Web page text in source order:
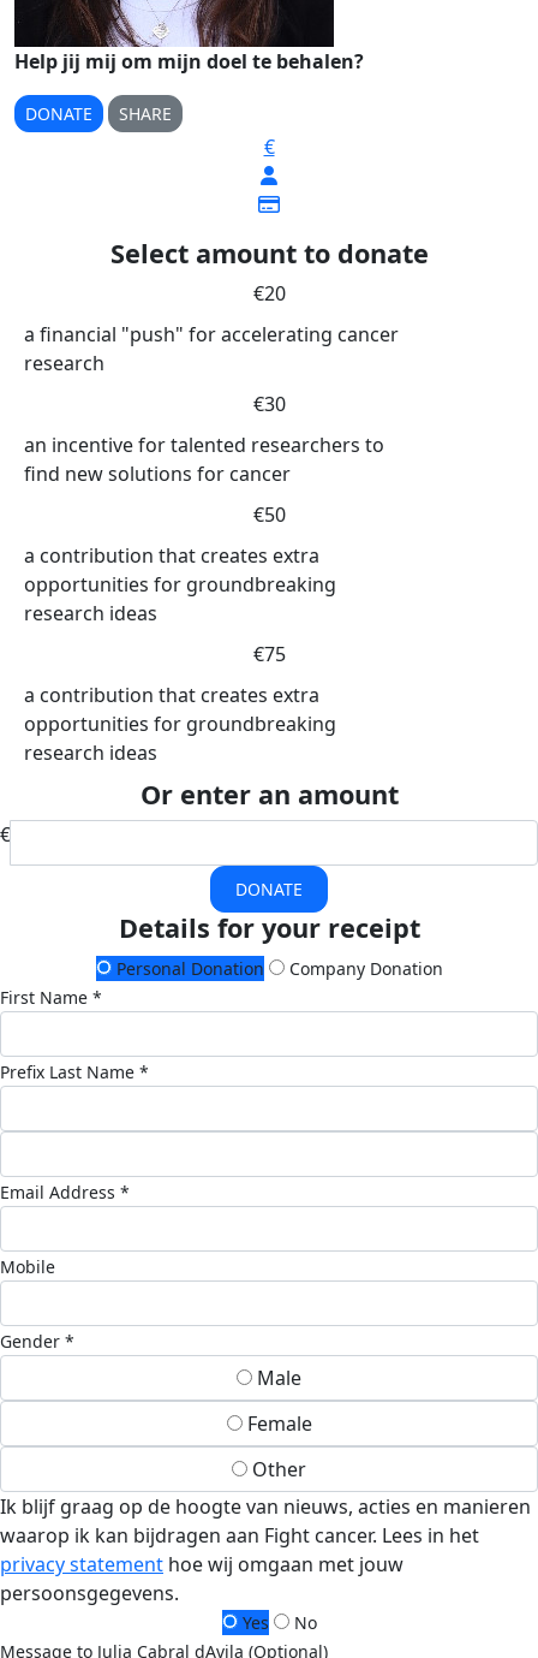
Help jij mij om mijn doel te behalen?
DONATE SHARE
€
Select amount to donate
€20
a financial "push" for accelerating cancer
research
€30
an incentive for talented researchers to
find new solutions for cancer
€50
a contribution that creates extra
opportunities for groundbreaking
research ideas
€75
a contribution that creates extra
opportunities for groundbreaking
research ideas
Or enter an amount
€
DONATE
Details for your receipt
Personal Donation
Company Donation
First Name *
Prefix Last Name *
Email Address *
Mobile
Gender *
Male
Female
Other
Ik blijf graag op de hoogte van nieuws, acties en manieren
waarop ik kan bijdragen aan Fight cancer. Lees in het
privacy statement hoe wij omgaan met jouw
persoonsgegevens.
Yes
No
Message to Julia Cabral dAvila (Optional)